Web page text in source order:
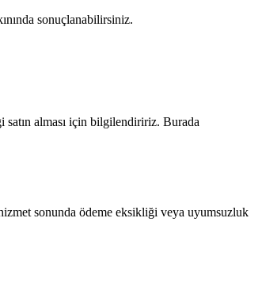
sonuçlanabilirsiniz.
alması için bilgilendiririz. Burada
sonunda ödeme eksikliği veya uyumsuzluk